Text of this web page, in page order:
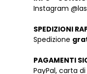
Instagram
SPEDIZIONI
Spedizione
PAGAMENTI
PayPal, carta